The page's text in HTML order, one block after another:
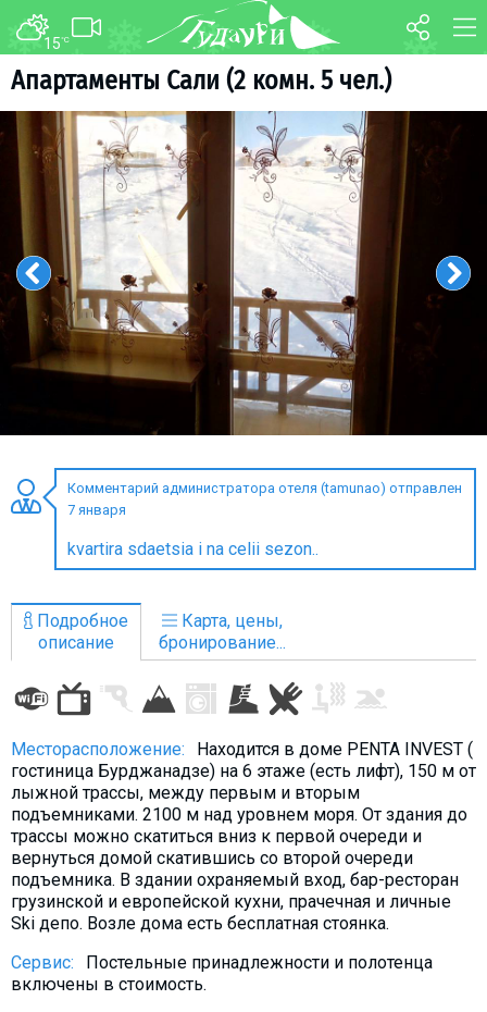
15°C
Апартаменты Сали (2 комн. 5 чел.)
Комментарий администратора отеля (tamunao) отправлен
7 января
kvartira sdaetsia i na celii sezon..
Подробное
описание
Карта, цены,
бронирование...
Месторасположение:
Находится в доме PENTA INVEST (
гостиница Бурджанадзе) на 6 этаже (есть лифт), 150 м от
лыжной трассы, между первым и вторым
подъемниками. 2100 м над уровнем моря. От здания до
трассы можно скатиться вниз к первой очереди и
вернуться домой скатившись со второй очереди
подъемника. В здании охраняемый вход, бар-ресторан
грузинской и европейской кухни, прачечная и личные
Ski депо. Возле дома есть бесплатная стоянка.
Сервис:
Постельные принадлежности и полотенца
включены в стоимость.
ФОРУМ КАРТА
WEBCAM
ТРАНСФЕР
О курорте
Схема трасс
Ски-пасс
Инструкторы
Прокат
Ски-сервис
Дети в Гудаури
Развлечения
Календарь событий
Гудаури
INFO
ПРОЖИВАНИЕ
Квартиры
Отели
Горячие предложения
Долгосрочная аренда
Казбеги
Другое
ГРУЗИЯ
О Грузии
Визы и Документы
Что пить?